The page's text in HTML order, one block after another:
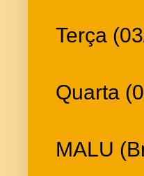
Terça
Quarta
MALU